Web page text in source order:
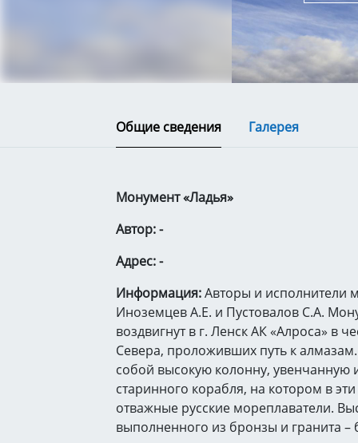
Общие сведения Галерея
Монумент «Ладья»
Автор: -
Адрес: -
Информация:Авторы и исполнители
Иноземцев А.Е. и Пустовалов С.А.
воздвигнут в г. Ленск АК «Алроса» в
Севера, проложивших путь к
собой высокую колонну,
старинного корабля, на котором в
отважные русские мореплаватели.
выполненного из бронзы и гранита –